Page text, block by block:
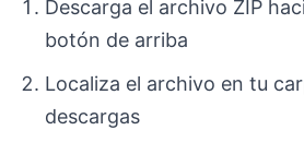
Descarga el archivo ZIP
botón de arriba
Localiza el archivo en tu
descargas